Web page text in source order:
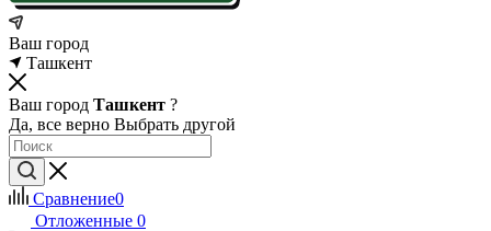
Ваш город
Ташкент
Ваш город Ташкент ?
Да, все верно Выбрать другой
Сравнение0
Отложенные 0